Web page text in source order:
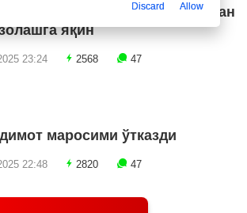
ярим ҳимоячи билан
яқин
23:24 2568 47
маросими ўтказди
22:48 2820 47
Discard Allow